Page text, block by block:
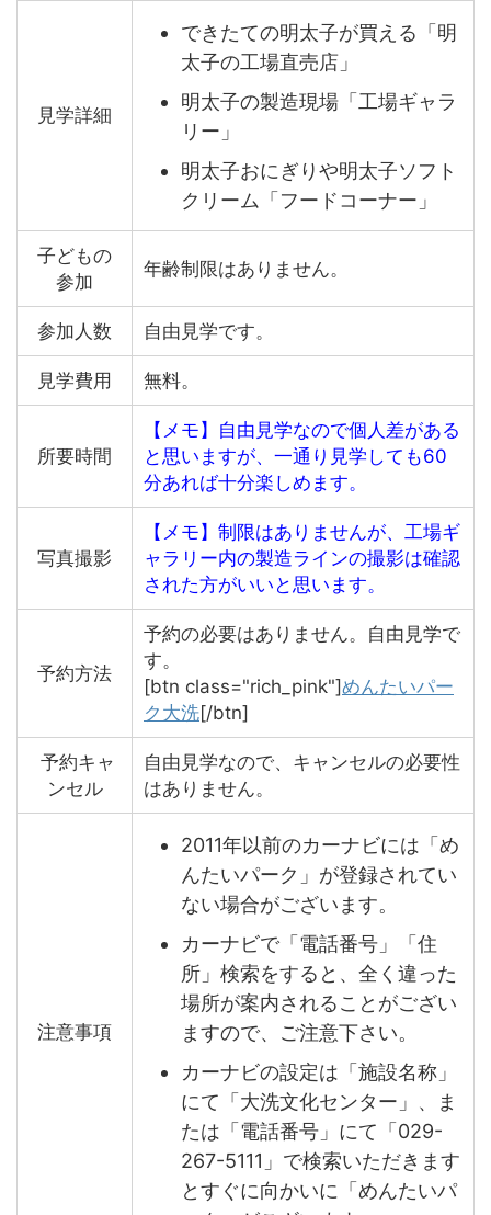
見学詳細
できたての明太子が買える「明
太子の工場直売店」
明太子の製造現場「工場ギャラ
リー」
明太子おにぎりや明太子ソフト
クリーム「フードコーナー」
子どもの
参加
年齢制限はありません。
参加人数 自由見学です。
見学費用 無料。
所要時間
【メモ】自由見学なので個人差がある
と思いますが、一通り見学しても60
分あれば十分楽しめます。
写真撮影
【メモ】制限はありませんが、工場ギ
ャラリー内の製造ラインの撮影は確認
された方がいいと思います。
予約方法
予約の必要はありません。自由見学で
す。
[btn class="rich_pink"]めんたいパー
ク大洗[/btn]
予約キャ
ンセル
自由見学なので、キャンセルの必要性
はありません。
注意事項
2011年以前のカーナビには「め
んたいパーク」が登録されてい
ない場合がございます。
カーナビで「電話番号」「住
所」検索をすると、全く違った
場所が案内されることがござい
ますので、ご注意下さい。
カーナビの設定は「施設名称」
にて「大洗文化センター」、ま
たは「電話番号」にて「029-
267-5111」で検索いただきます
とすぐに向かいに「めんたいパ